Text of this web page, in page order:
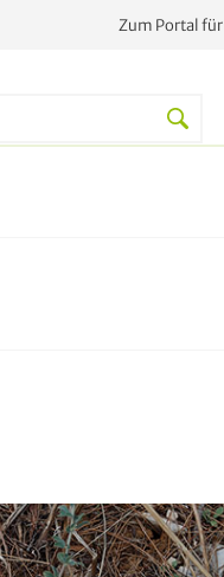
Zum Portal für